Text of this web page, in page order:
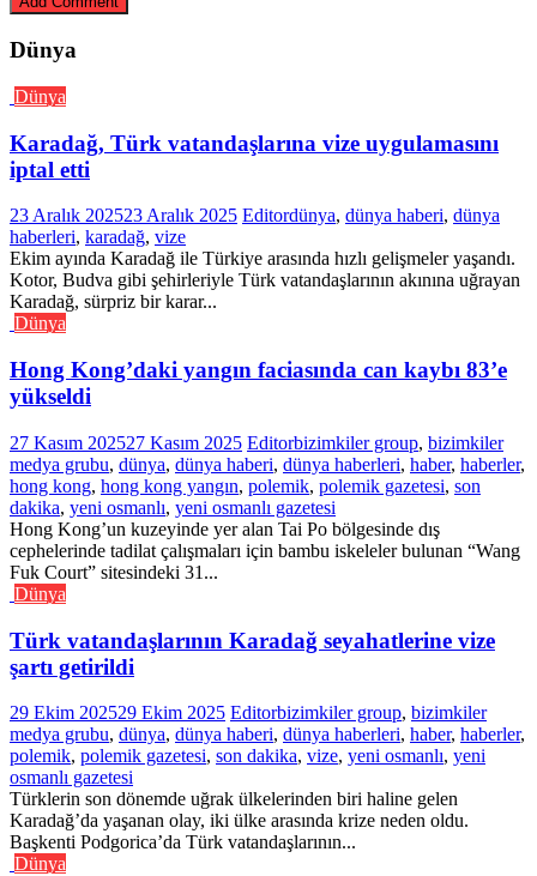
Dünya
Dünya
Karadağ, Türk vatandaşlarına vize uygulamasını
iptal etti
23 Aralık 202523 Aralık 2025 Editordünya, dünya haberi, dünya
haberleri, karadağ, vize
Ekim ayında Karadağ ile Türkiye arasında hızlı gelişmeler yaşandı.
Kotor, Budva gibi şehirleriyle Türk vatandaşlarının akınına uğrayan
Karadağ, sürpriz bir karar...
Dünya
Hong Kong’daki yangın faciasında can kaybı 83’e
yükseldi
27 Kasım 202527 Kasım 2025 Editorbizimkiler group, bizimkiler
medya grubu, dünya, dünya haberi, dünya haberleri, haber, haberler,
hong kong, hong kong yangın, polemik, polemik gazetesi, son
dakika, yeni osmanlı, yeni osmanlı gazetesi
Hong Kong’un kuzeyinde yer alan Tai Po bölgesinde dış
cephelerinde tadilat çalışmaları için bambu iskeleler bulunan “Wang
Fuk Court” sitesindeki 31...
Dünya
Türk vatandaşlarının Karadağ seyahatlerine vize
şartı getirildi
29 Ekim 202529 Ekim 2025 Editorbizimkiler group, bizimkiler
medya grubu, dünya, dünya haberi, dünya haberleri, haber, haberler,
polemik, polemik gazetesi, son dakika, vize, yeni osmanlı, yeni
osmanlı gazetesi
Türklerin son dönemde uğrak ülkelerinden biri haline gelen
Karadağ’da yaşanan olay, iki ülke arasında krize neden oldu.
Başkenti Podgorica’da Türk vatandaşlarının...
Dünya